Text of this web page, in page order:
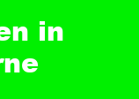
in